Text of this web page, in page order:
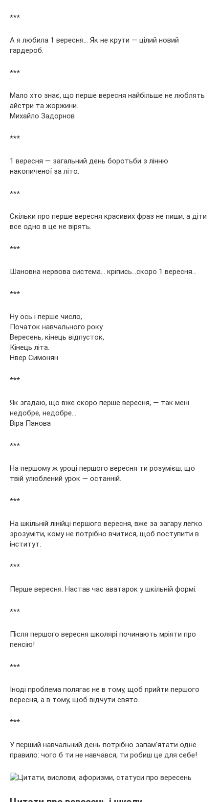
***
А я любила 1 вересня… Як не крути — цілий новий
гардероб.
***
Мало хто знає, що перше вересня найбільше не люблять
айстри та жоржини.
Михайло Задорнов
***
1 вересня — загальний день боротьби з лінню
накопиченої за літо.
***
Скільки про перше вересня красивих фраз не пиши, а діти
все одно в це не вірять.
***
Шановна нервова система… кріпись…скоро 1 вересня…
***
Ну ось і перше число,
Початок навчального року.
Вересень, кінець відпусток,
Кінець літа.
Нвер Симонян
***
Як згадаю, що вже скоро перше вересня, — так мені
недобре, недобре…
Віра Панова
***
На першому ж уроці першого вересня ти розумієш, що
твій улюблений урок — останній.
***
На шкільній лінійці першого вересня, вже за загару легко
зрозуміти, кому не потрібно вчитися, щоб поступити в
інститут.
***
Перше вересня. Настав час аватарок у шкільній формі.
***
Після першого вересня школярі починають мріяти про
пенсію!
***
Іноді проблема полягає не в тому, щоб прийти першого
вересня, а в тому, щоб відчути свято.
***
У перший навчальний день потрібно запам’ятати одне
правило: чого б ти не навчався, ти робиш це для себе!